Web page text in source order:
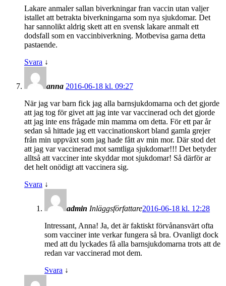
Lakare anmaler sallan biverkningar fran vaccin utan valjer
istallet att betrakta biverkningarna som nya sjukdomar. Det
har sannolikt aldrig skett att en svensk lakare anmalt ett
dodsfall som en vaccinbiverkning. Motbevisa garna detta
pastaende.
Svara ↓
anna 2016-06-18 kl. 09:27
När jag var barn fick jag alla barnsjukdomarna och det gjorde
att jag tog för givet att jag inte var vaccinerad och det gjorde
att jag inte ens frågade min mamma om detta. För ett par år
sedan så hittade jag ett vaccinationskort bland gamla grejer
från min uppväxt som jag hade fått av min mor. Där stod det
att jag var vaccinerad mot samtliga sjukdomar!!! Det betyder
alltså att vacciner inte skyddar mot sjukdomar! Så därför ar
det helt onödigt att vaccinera sig.
Svara ↓
admin Inläggsförfattare2016-06-18 kl. 12:28
Intressant, Anna! Ja, det är faktiskt förvånansvärt ofta
som vacciner inte verkar fungera så bra. Ovanligt dock
med att du lyckades få alla barnsjukdomarna trots att de
redan var vaccinerad mot dem.
Svara ↓